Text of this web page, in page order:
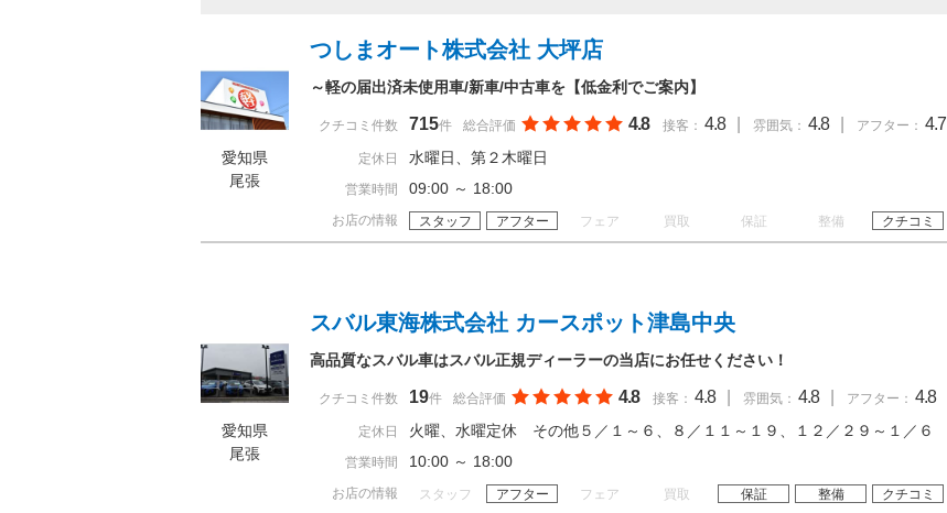
愛知県
尾張
つしまオート株式会社 大坪店
～軽の届出済未使用車/新車/中古車を【低金利でご案内】
クチコミ件数 715件 総合評価 4.8 接客： 4.8 雰囲気： 4.8 アフター： 4.7
定休日 水曜日、第２木曜日
営業時間 09:00 ～ 18:00
お店の情報 スタッフ アフター フェア 買取 保証 整備 クチコミ
愛知県
尾張
スバル東海株式会社 カースポット津島中央
高品質なスバル車はスバル正規ディーラーの当店にお任せください！
クチコミ件数 19件 総合評価 4.8 接客： 4.8 雰囲気： 4.8 アフター： 4.8
定休日 火曜、水曜定休 その他５／１～６、８／１１～１９、１２／２９～１／６
営業時間 10:00 ～ 18:00
お店の情報 スタッフ アフター フェア 買取 保証 整備 クチコミ